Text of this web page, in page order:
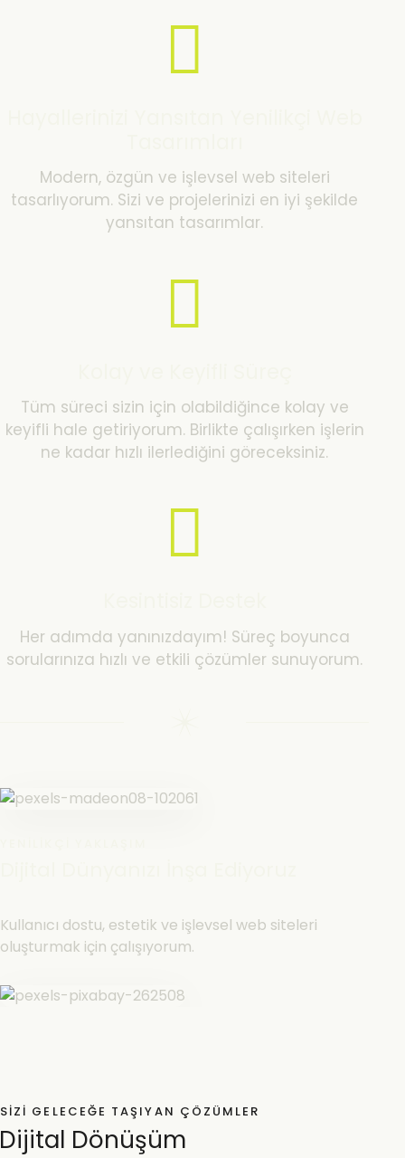
Modern, özgün ve işlevsel web siteleri
tasarlıyorum. Sizi ve projelerinizi en iyi şekilde
yansıtan tasarımlar.
Tüm süreci sizin için olabildiğince kolay ve
keyifli hale getiriyorum. Birlikte çalışırken işlerin
ne kadar hızlı ilerlediğini göreceksiniz.
Her adımda yanınızdayım! Süreç boyunca
sorularınıza hızlı ve etkili çözümler sunuyorum.
Kullanıcı dostu, estetik ve işlevsel web siteleri
oluşturmak için çalışıyorum.
SIZI GELECEĞE TAŞIYAN ÇÖZÜMLER
Dijital Dönüşüm